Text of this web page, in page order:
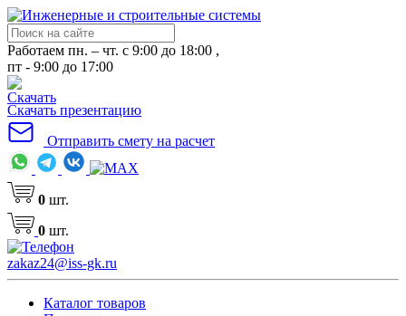
Работаем пн. – чт. с 9:00 до 18:00 ,
пт - 9:00 до 17:00
Скачать презентацию
Отправить смету на расчет
0 шт.
0 шт.
zakaz24@iss-gk.ru
Каталог товаров